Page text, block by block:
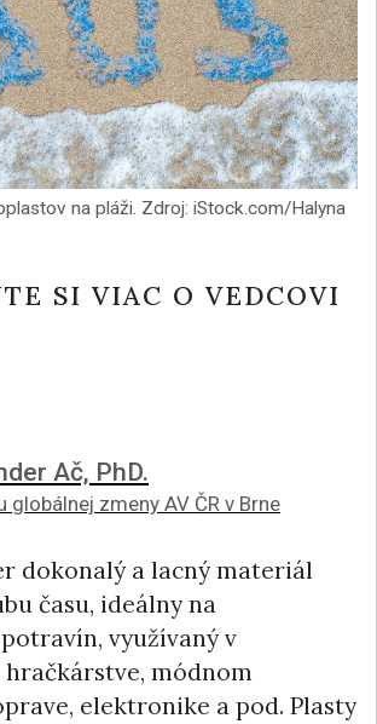
na pláži. Zdroj: iStock.com/Halyna
SI VIAC O VEDCOVI
Ač, PhD.
globálnej zmeny AV ČR v Brne
dokonalý a lacný materiál
času, ideálny na
využívaný v
hračkárstve, módnom
elektronike a pod. Plasty